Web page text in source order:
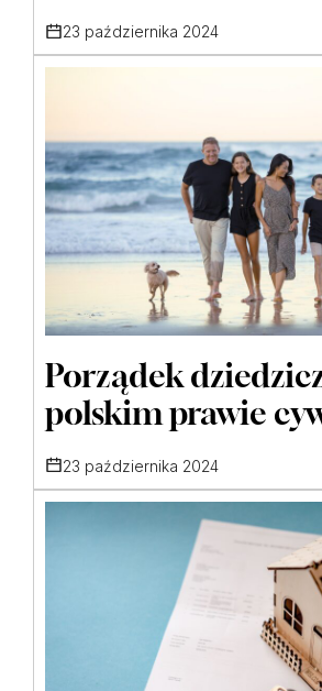
23 października 2024
Porządek
polskim prawie
23 października 2024